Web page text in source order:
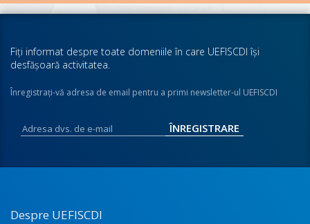
Fiţi informat despre toate domeniile în care UEFISCDI îşi
desfăşoară activitatea.
Înregistraţi-vă adresa de email pentru a primi newsletter-ul UEFISCDI
Despre UEFISCDI